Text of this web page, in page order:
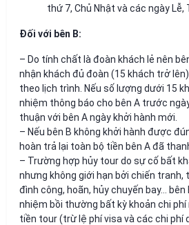
thứ 7, Chủ Nhật và các ngày Lễ,
Đối với bên B:
– Do tính chất là đoàn khách lẻ nên
nhận khách đủ đoàn (15 khách trở
theo lịch trình. Nếu số lượng dưới 15
nhiệm thông báo cho bên A trước
thuận với bên A ngày khởi hành mới.
– Nếu bên B không khởi hành được
hoàn trả lại toàn bộ tiền bên A đã
– Trường hợp hủy tour do sự cố bất
nhưng không giới hạn bởi chiến tranh,
đình công, hoãn, hủy chuyến bay…
nhiệm bồi thường bất kỳ khoản chi phí
tiền tour (trừ lệ phí visa và các chi phí